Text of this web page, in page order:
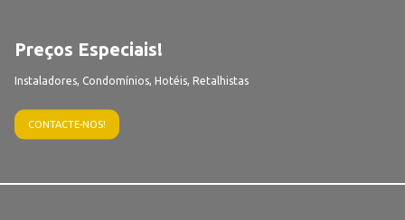
Preços Especiais!
Instaladores, Condomínios, Hotéis, Retalhistas
CONTACTE-NOS!